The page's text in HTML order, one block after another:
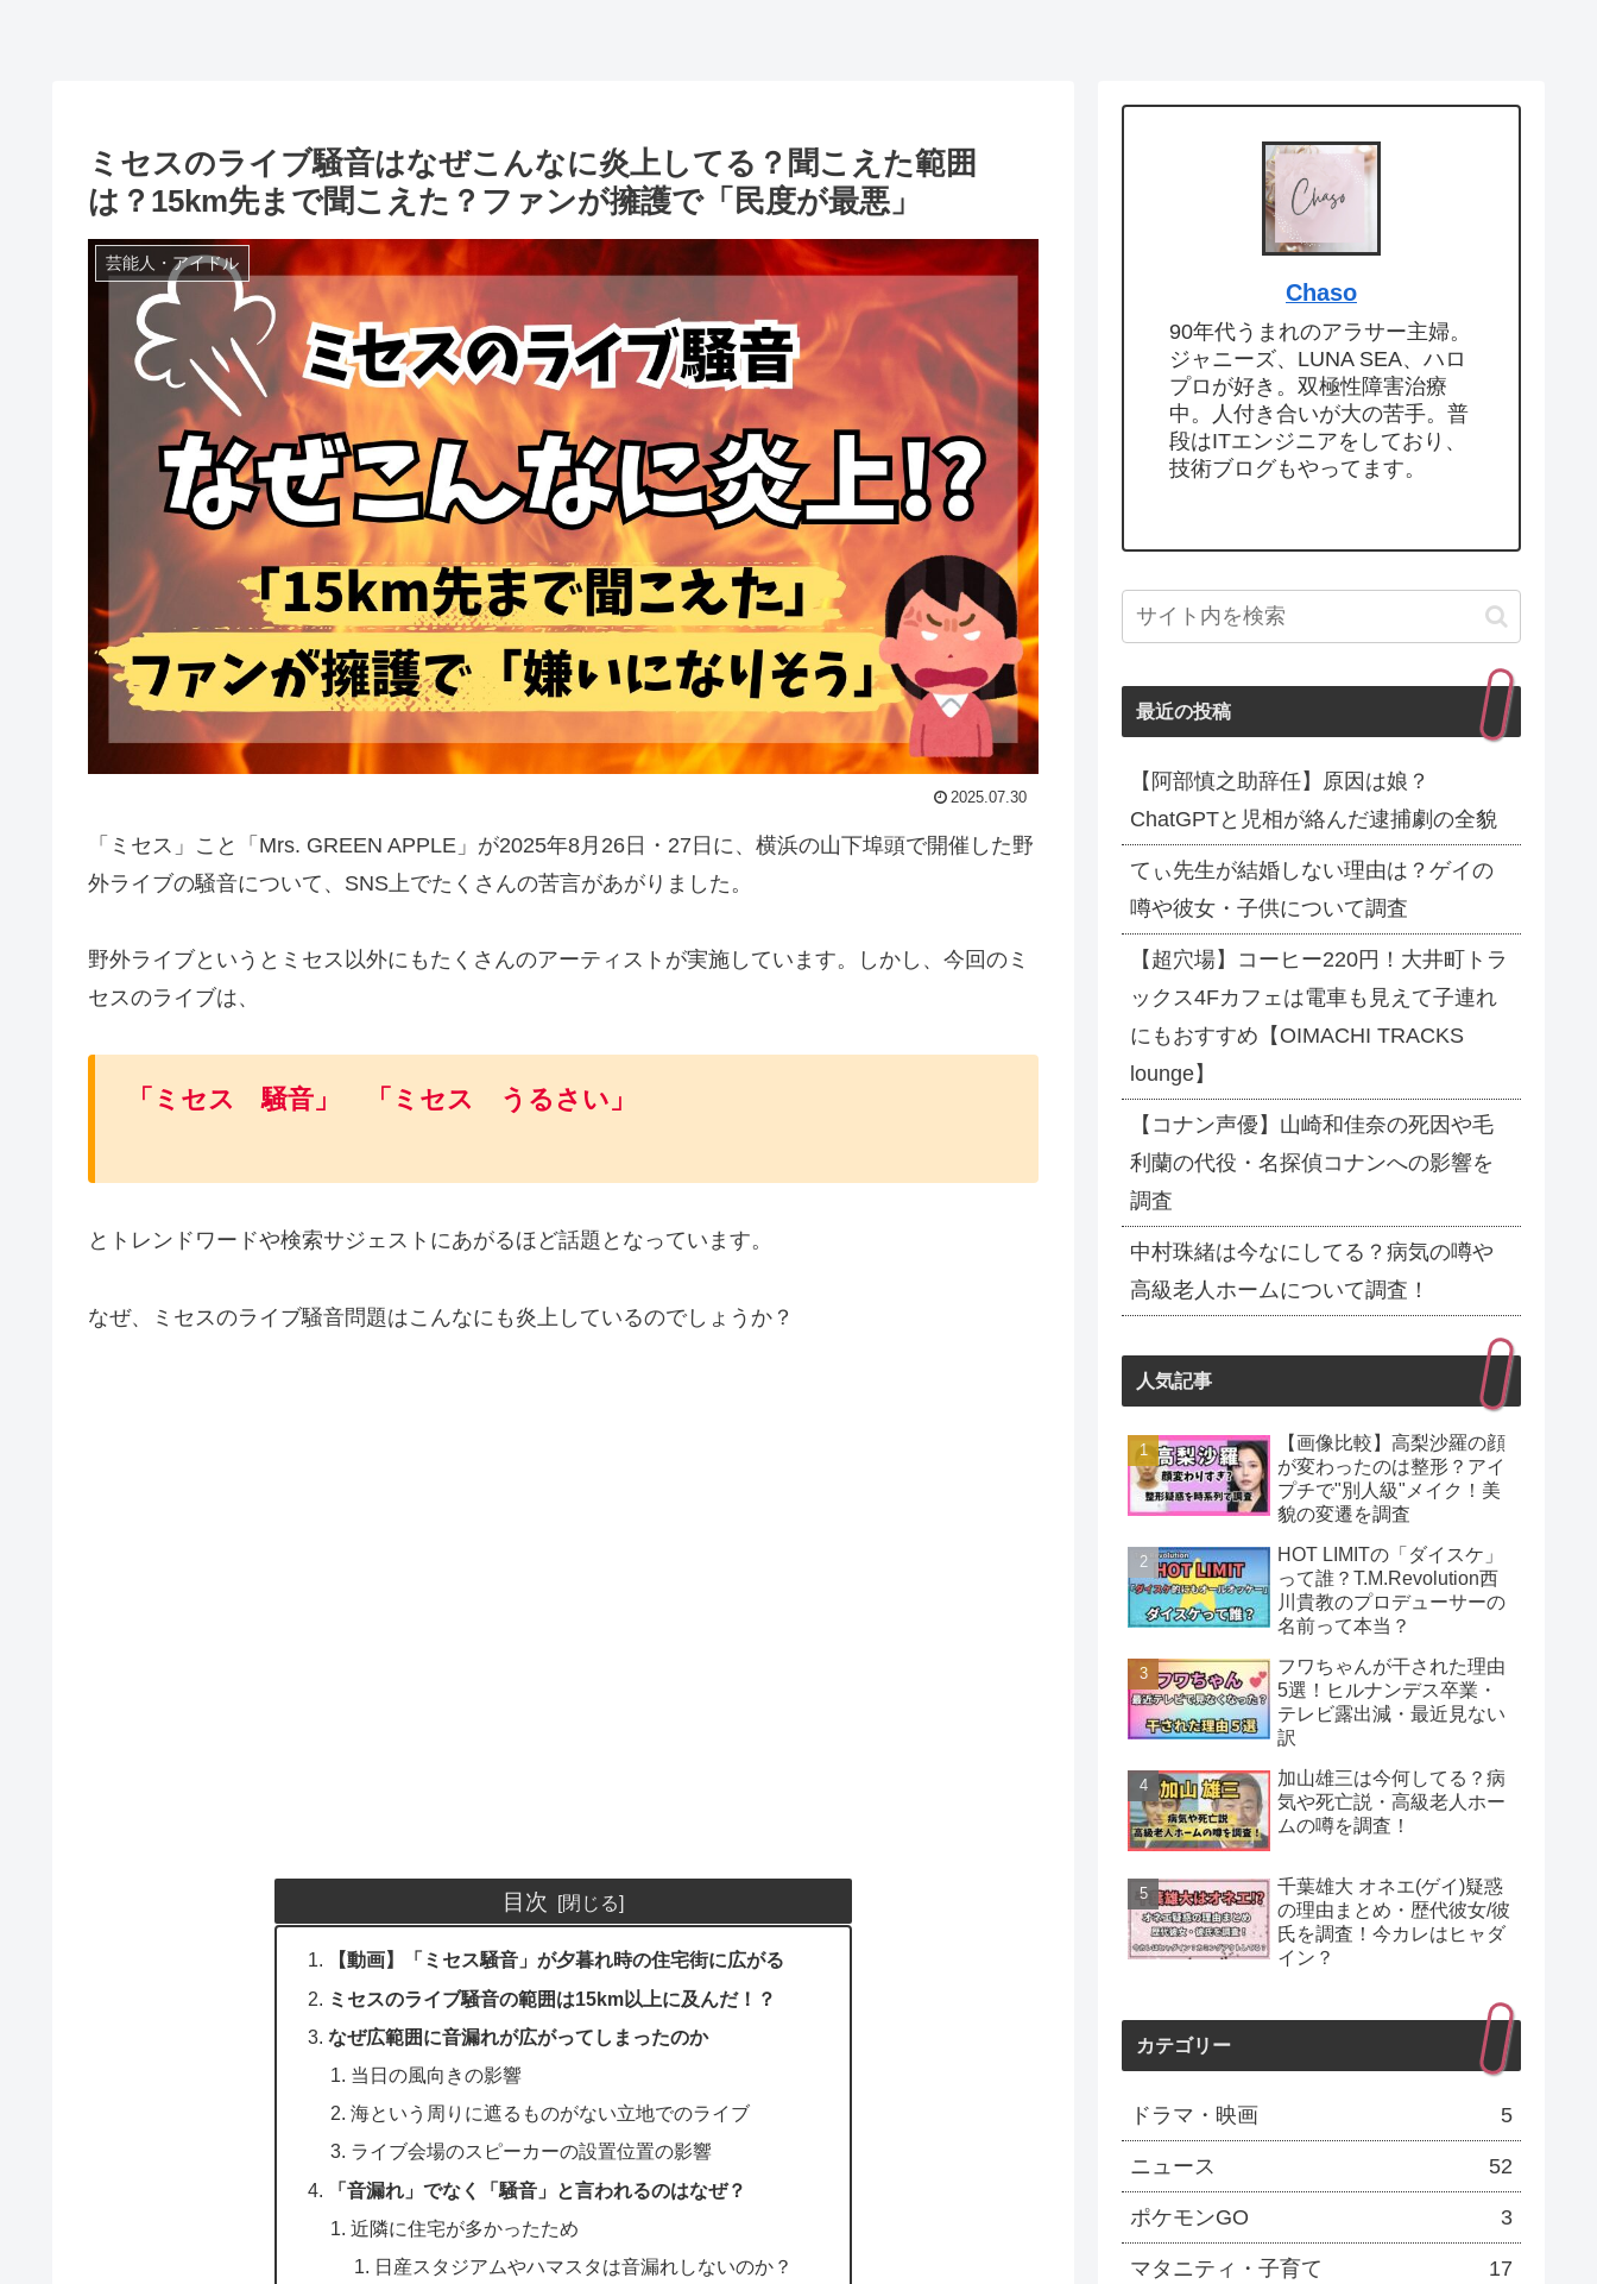
ミセスのライブ騒音はなぜこんなに炎上してる？聞こえた範囲
は？15km先まで聞こえた？ファンが擁護で「民度が最悪」
芸能人・アイドル
2025.07.30
「ミセス」こと「Mrs. GREEN APPLE」が2025年8月26日・27日に、横浜の山下埠頭で開催した野
外ライブの騒音について、SNS上でたくさんの苦言があがりました。
野外ライブというとミセス以外にもたくさんのアーティストが実施しています。しかし、今回のミ
セスのライブは、
「ミセス 騒音」 「ミセス うるさい」
とトレンドワードや検索サジェストにあがるほど話題となっています。
なぜ、ミセスのライブ騒音問題はこんなにも炎上しているのでしょうか？
目次
【動画】「ミセス騒音」が夕暮れ時の住宅街に広がる
ミセスのライブ騒音の範囲は15km以上に及んだ！？
なぜ広範囲に音漏れが広がってしまったのか
当日の風向きの影響
海という周りに遮るものがない立地でのライブ
ライブ会場のスピーカーの設置位置の影響
「音漏れ」でなく「騒音」と言われるのはなぜ？
近隣に住宅が多かったため
日産スタジアムやハマスタは音漏れしないのか？
Chaso
90年代うまれのアラサー主婦。
ジャニーズ、LUNA SEA、ハロ
プロが好き。双極性障害治療
中。人付き合いが大の苦手。普
段はITエンジニアをしており、
技術ブログもやってます。
最近の投稿
【阿部慎之助辞任】原因は娘？
ChatGPTと児相が絡んだ逮捕劇の全貌
てぃ先生が結婚しない理由は？ゲイの
噂や彼女・子供について調査
【超穴場】コーヒー220円！大井町トラ
ックス4Fカフェは電車も見えて子連れ
にもおすすめ【OIMACHI TRACKS
lounge】
【コナン声優】山崎和佳奈の死因や毛
利蘭の代役・名探偵コナンへの影響を
調査
中村珠緒は今なにしてる？病気の噂や
高級老人ホームについて調査！
人気記事
【画像比較】高梨沙羅の顔
が変わったのは整形？アイ
プチで"別人級"メイク！美
貌の変遷を調査
HOT LIMITの「ダイスケ」
って誰？T.M.Revolution西
川貴教のプロデューサーの
名前って本当？
フワちゃんが干された理由
5選！ヒルナンデス卒業・
テレビ露出減・最近見ない
訳
加山雄三は今何してる？病
気や死亡説・高級老人ホー
ムの噂を調査！
千葉雄大 オネエ(ゲイ)疑惑
の理由まとめ・歴代彼女/彼
氏を調査！今カレはヒャダ
イン？
カテゴリー
ドラマ・映画 5
ニュース 52
ポケモンGO 3
マタニティ・子育て 17